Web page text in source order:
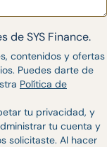
SYS Finance.
contenidos y ofertas
Puedes darte de
Política de
tu privacidad, y
tu cuenta y
solicitaste. Al hacer